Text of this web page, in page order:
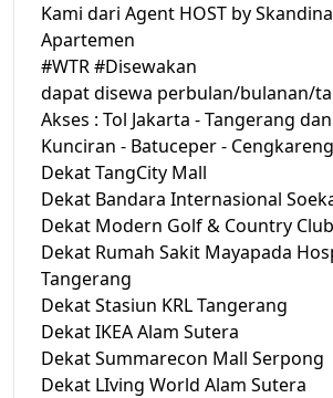
Kami dari Agent HOST by
Apartemen
#WTR #Disewakan
dapat disewa perbulan/bulanan/
Akses : Tol Jakarta - Tangerang dan
Kunciran - Batuceper - Cengkareng
Dekat TangCity Mall
Dekat Bandara Internasional
Dekat Modern Golf & Country Club
Dekat Rumah Sakit Mayapada
Tangerang
Dekat Stasiun KRL Tangerang
Dekat IKEA Alam Sutera
Dekat Summarecon Mall Serpong
Dekat LIving World Alam Sutera